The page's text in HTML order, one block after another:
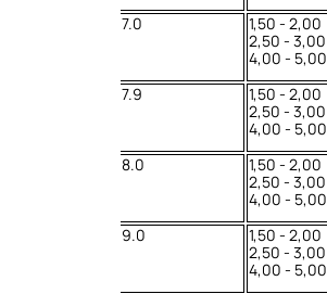
7.0
1,50 - 2,00
2,50 - 3,00
4,00 - 5,00
7.9
1,50 - 2,00
2,50 - 3,00
4,00 - 5,00
8.0
1,50 - 2,00
2,50 - 3,00
4,00 - 5,00
9.0
1,50 - 2,00
2,50 - 3,00
4,00 - 5,00